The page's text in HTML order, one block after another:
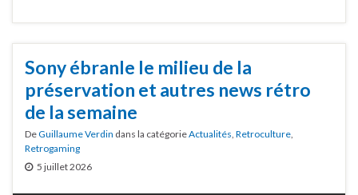
Sony ébranle le milieu de la
préservation et autres news rétro
de la semaine
DeGuillaume Verdin dans la catégorieActualités Retroculture
Retrogaming
5 juillet 2026